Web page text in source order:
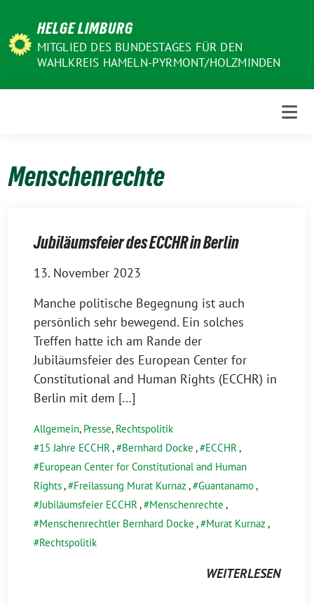
Inhalt
HELGE LIMBURG
MITGLIED DES BUNDESTAGES FÜR DEN
WAHLKREIS HAMELN-PYRMONT/HOLZMINDEN
Menschenrechte
Jubiläumsfeier des ECCHR in Berlin
13. November 2023
Manche politische Begegnung ist auch
persönlich sehr bewegend. Ein solches
Treffen hatte ich am Rande der
Jubiläumsfeier des European Center for
Constitutional and Human Rights (ECCHR) in
Berlin mit dem […]
Allgemein, Presse, Rechtspolitik
15 Jahre ECCHR, Bernhard Docke , ECCHR,
European Center for Constitutional and Human
Rights, Freilassung Murat Kurnaz , Guantanamo,
Jubiläumsfeier ECCHR, Menschenrechte ,
Menschenrechtler Bernhard Docke , Murat Kurnaz ,
Rechtspolitik
WEITERLESEN